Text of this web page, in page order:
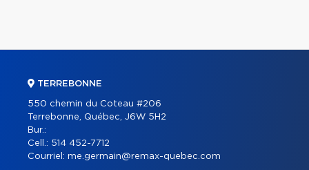
TERREBONNE
550 chemin du Coteau #206
Terrebonne, Québec, J6W 5H2
Bur.:
Cell.: 514 452-7712
Courriel: me.germain@remax-quebec.com